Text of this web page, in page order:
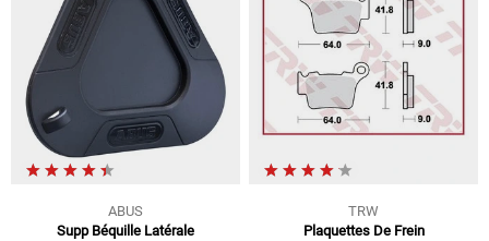
ABUS
Supp Béquille Latérale
TRW
Plaquettes De Frein